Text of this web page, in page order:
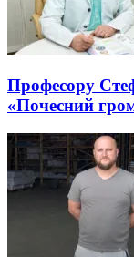
Професору
«Почесний